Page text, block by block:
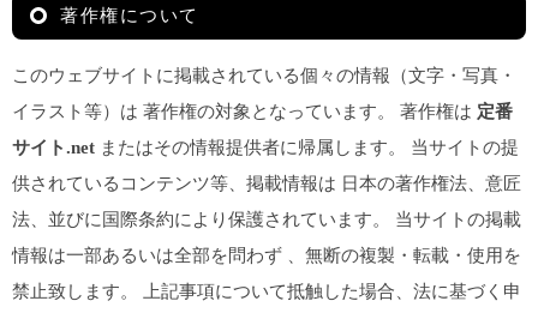
著作権について
このウェブサイトに掲載されている個々の情報（文字・写真・
イラスト等）は 著作権の対象となっています。 著作権は 定番
サイト.net またはその情報提供者に帰属します。 当サイトの提
供されているコンテンツ等、掲載情報は 日本の著作権法、意匠
法、並びに国際条約により保護されています。 当サイトの掲載
情報は一部あるいは全部を問わず 、無断の複製・転載・使用を
禁止致します。 上記事項について抵触した場合、法に基づく申